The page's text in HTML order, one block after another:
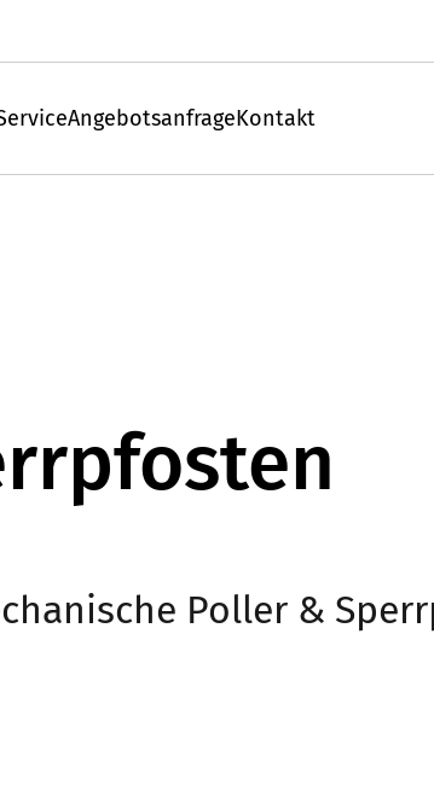
AngebotsanfrageKontakt
Poller &